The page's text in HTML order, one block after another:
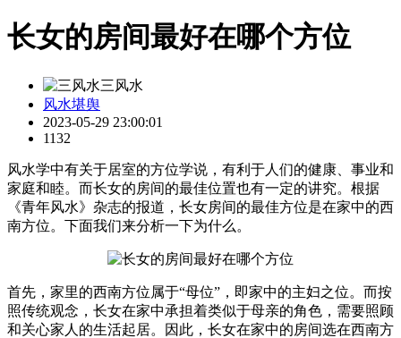
长女的房间最好在哪个方位
三风水
风水堪舆
2023-05-29 23:00:01
1132
风水学中有关于居室的方位学说，有利于人们的健康、事业和
家庭和睦。而长女的房间的最佳位置也有一定的讲究。根据
《青年风水》杂志的报道，长女房间的最佳方位是在家中的西
南方位。下面我们来分析一下为什么。
首先，家里的西南方位属于“母位”，即家中的主妇之位。而按
照传统观念，长女在家中承担着类似于母亲的角色，需要照顾
和关心家人的生活起居。因此，长女在家中的房间选在西南方